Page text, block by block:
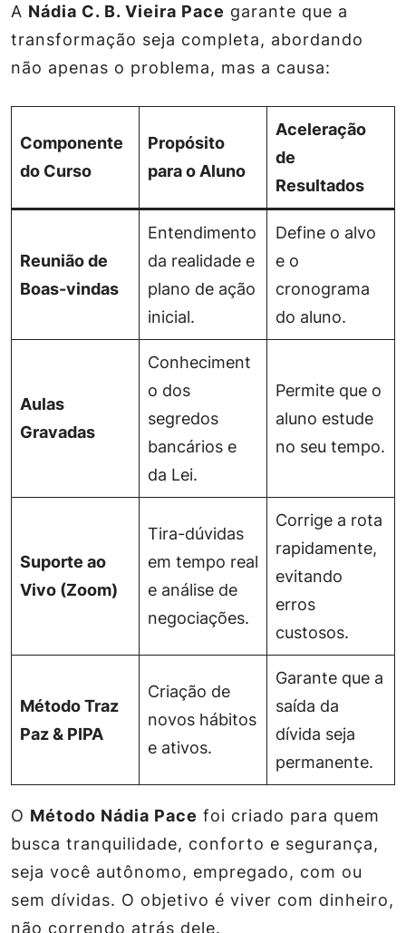
A Nádia C. B. Vieira Pace garante que a
transformação seja completa, abordando
não apenas o problema, mas a causa:
Componente
do Curso
Propósito
para o Aluno
Aceleração
de
Resultados
Reunião de
Boas-vindas
Entendimento
da realidade e
plano de ação
inicial.
Define o alvo
e o
cronograma
do aluno.
Aulas
Gravadas
Conheciment
o dos
segredos
bancários e
da Lei.
Permite que o
aluno estude
no seu tempo.
Suporte ao
Vivo (Zoom)
Tira-dúvidas
em tempo real
e análise de
negociações.
Corrige a rota
rapidamente,
evitando
erros
custosos.
Método Traz
Paz & PIPA
Criação de
novos hábitos
e ativos.
Garante que a
saída da
dívida seja
permanente.
O Método Nádia Pace foi criado para quem
busca tranquilidade, conforto e segurança,
seja você autônomo, empregado, com ou
sem dívidas. O objetivo é viver com dinheiro,
não correndo atrás dele.